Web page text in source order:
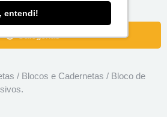
entendi!
Categorias
/ Blocos e Cadernetas / Bloco de